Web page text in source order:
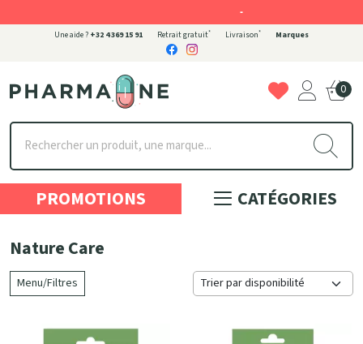
Une aide ? +32 4 369 15 91 Retrait gratuit* Livraison* Marques
Pharmaone Votre pharmacie en ligne à votre service
0
PROMOTIONS
CATÉGORIES
Nature Care
Menu/Filtres